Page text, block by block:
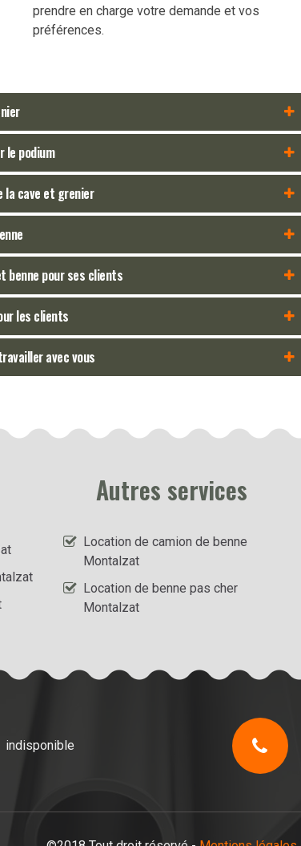
prendre en charge votre demande et vos
préférences.
le podium
la cave et grenier
benne pour ses clients
les clients
avec vous
Autres services
Location de camion de benne
Montalzat
Location de benne pas cher
Montalzat
indisponible